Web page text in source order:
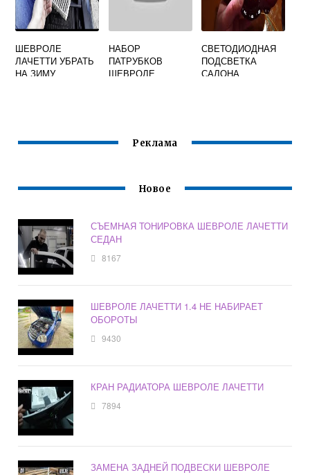
ШЕВРОЛЕ
ЛАЧЕТТИ УБРАТЬ
НА ЗИМУ
НАБОР
ПАТРУБКОВ
ШЕВРОЛЕ
СВЕТОДИОДНАЯ
ПОДСВЕТКА
САЛОНА
Реклама
Новое
СЪЕМНАЯ ТОНИРОВКА ШЕВРОЛЕ ЛАЧЕТТИ
СЕДАН
8167
ШЕВРОЛЕ ЛАЧЕТТИ 1.4 НЕ НАБИРАЕТ
ОБОРОТЫ
9430
КРАН РАДИАТОРА ШЕВРОЛЕ ЛАЧЕТТИ
7894
ЗАМЕНА ЗАДНЕЙ ПОДВЕСКИ ШЕВРОЛЕ